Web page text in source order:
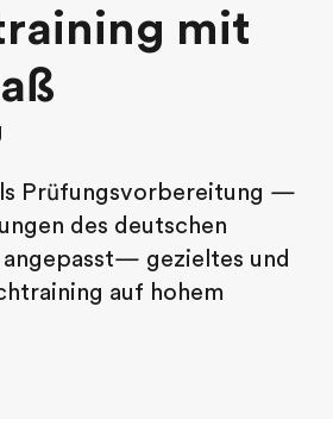
mit
Prüfungsvorbereitung —
des deutschen
gezieltes und
auf hohem